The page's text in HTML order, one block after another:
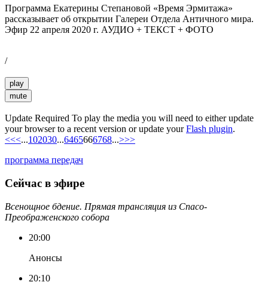
Программа Екатерины Степановой «Время Эрмитажа»
рассказывает об открытии Галереи Отдела Античного мира.
Эфир 22 апреля 2020 г. АУДИО + ТЕКСТ + ФОТО
/
play
mute
Update Required To play the media you will need to either update
your browser to a recent version or update yourFlash plugin.
<<<...102030...6465666768...>>>
программа передач
Сейчас в эфире
Всенощное бдение. Прямая трансляция из Спасо-
Преображенского собора
20:00
Анонсы
20:10